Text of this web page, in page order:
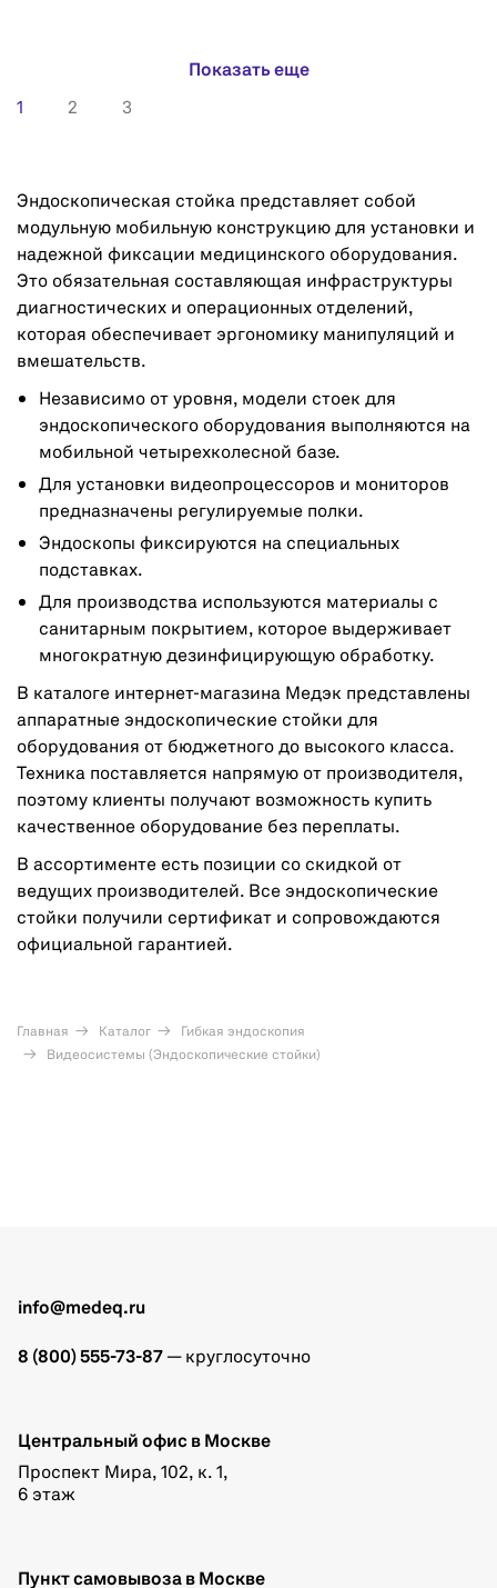
Показать еще
1 2 3
Эндоскопическая стойка представляет собой
модульную мобильную конструкцию для установки и
надежной фиксации медицинского оборудования.
Это обязательная составляющая инфраструктуры
диагностических и операционных отделений,
которая обеспечивает эргономику манипуляций и
вмешательств.
Независимо от уровня, модели стоек для
эндоскопического оборудования выполняются на
мобильной четырехколесной базе.
Для установки видеопроцессоров и мониторов
предназначены регулируемые полки.
Эндоскопы фиксируются на специальных
подставках.
Для производства используются материалы с
санитарным покрытием, которое выдерживает
многократную дезинфицирующую обработку.
В каталоге интернет-магазина Медэк представлены
аппаратные эндоскопические стойки для
оборудования от бюджетного до высокого класса.
Техника поставляется напрямую от производителя,
поэтому клиенты получают возможность купить
качественное оборудование без переплаты.
В ассортименте есть позиции со скидкой от
ведущих производителей. Все эндоскопические
стойки получили сертификат и сопровождаются
официальной гарантией.
Главная Каталог
Гибкая эндоскопия
Видеосистемы (Эндоскопические стойки)
info@medeq.ru
8 (800) 555-73-87 — круглосуточно
Центральный офис в Москве
Проспект Мира, 102, к. 1,
6 этаж
Пункт самовывоза в Москве